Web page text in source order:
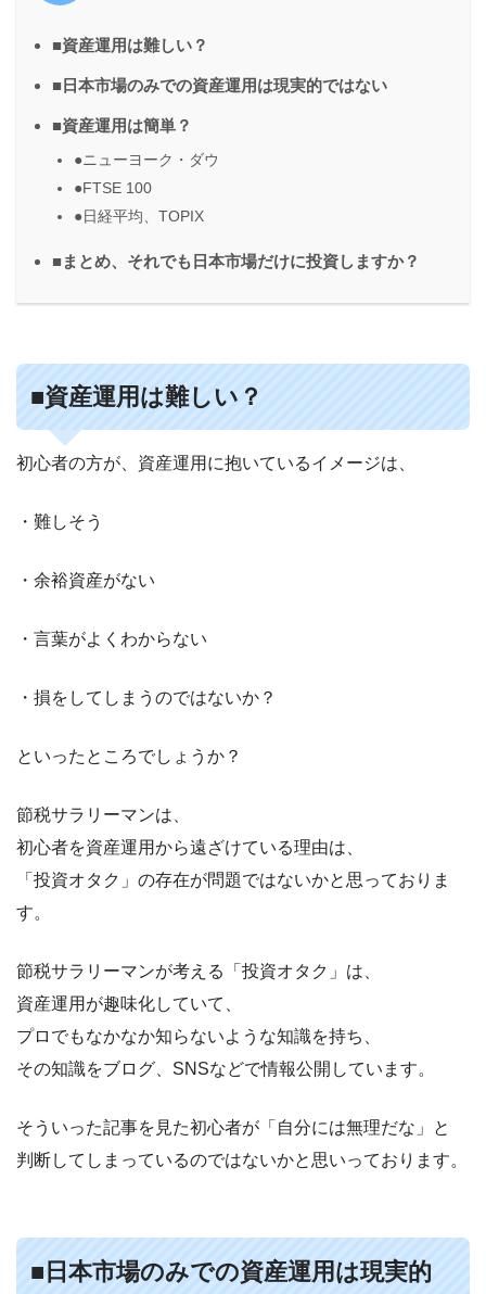
■資産運用は難しい？
■日本市場のみでの資産運用は現実的ではない
■資産運用は簡単？
●ニューヨーク・ダウ
●FTSE 100
●日経平均、TOPIX
■まとめ、それでも日本市場だけに投資しますか？
■資産運用は難しい？
初心者の方が、資産運用に抱いているイメージは、
・難しそう
・余裕資産がない
・言葉がよくわからない
・損をしてしまうのではないか？
といったところでしょうか？
節税サラリーマンは、
初心者を資産運用から遠ざけている理由は、
「投資オタク」の存在が問題ではないかと思っておりま
す。
節税サラリーマンが考える「投資オタク」は、
資産運用が趣味化していて、
プロでもなかなか知らないような知識を持ち、
その知識をブログ、SNSなどで情報公開しています。
そういった記事を見た初心者が「自分には無理だな」と
判断してしまっているのではないかと思いっております。
■日本市場のみでの資産運用は現実的